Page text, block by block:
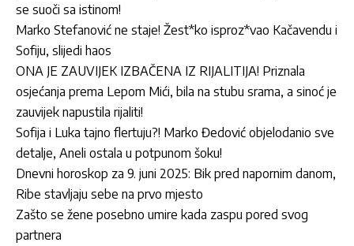
se suoči sa istinom!
Marko Stefanović ne staje! Žest*ko isproz*vao Kačavendu i
Sofiju, slijedi haos
ONA JE ZAUVIJEK IZBAČENA IZ RIJALITIJA! Priznala
osjećanja prema Lepom Mići, bila na stubu srama, a sinoć je
zauvijek napustila rijaliti!
Sofija i Luka tajno flertuju?! Marko Đedović objelodanio sve
detalje, Aneli ostala u potpunom šoku!
Dnevni horoskop za 9. juni 2025: Bik pred napornim danom,
Ribe stavljaju sebe na prvo mjesto
Zašto se žene posebno umire kada zaspu pored svog
partnera